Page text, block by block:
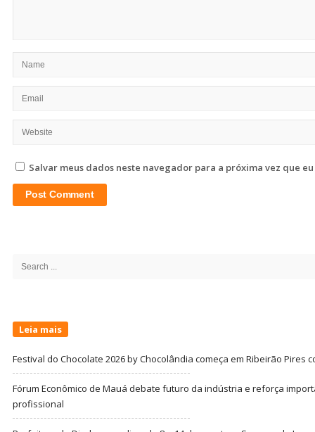
Salvar meus dados neste navegador para a próxima vez que
Search
Leia mais
Festival do Chocolate 2026 by Chocolândia começa em Ribeirão Pires
Fórum Econômico de Mauá debate futuro da indústria e reforça
profissional